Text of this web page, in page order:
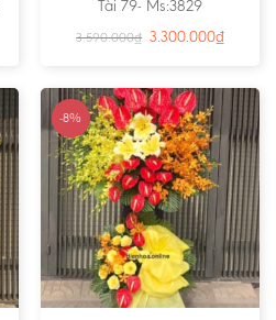
Tài 79- Ms:3829
3.590.000₫ 3.300.000₫
-8%